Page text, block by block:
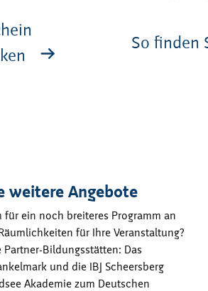
So finden
weitere Angebote
für ein noch breiteres Programm an
für Ihre Veranstaltung?
Partner-Bildungsstätten: Das
und die IBJ Scheersberg
Akademie zum Deutschen